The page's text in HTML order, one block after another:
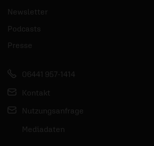
Newsletter
Podcasts
Presse
06441 957-1414
Kontakt
Nutzungsanfrage
Mediadaten